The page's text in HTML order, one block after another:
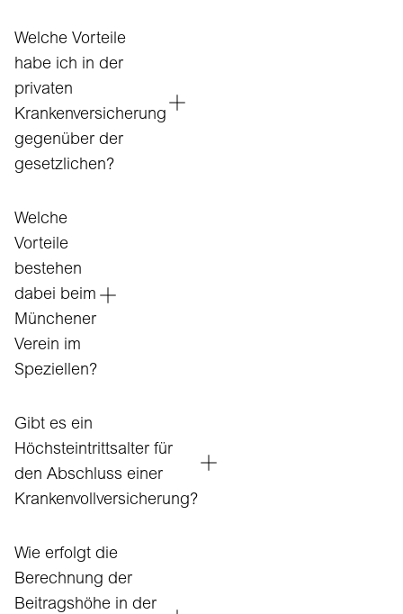
Welche Vorteile
habe ich in der
privaten
Krankenversicherung
gegenüber der
gesetzlichen?
Welche
Vorteile
bestehen
dabei beim
Münchener
Verein im
Speziellen?
Gibt es ein
Höchsteintrittsalter für
den Abschluss einer
Krankenvollversicherung?
Wie erfolgt die
Berechnung der
Beitragshöhe in der